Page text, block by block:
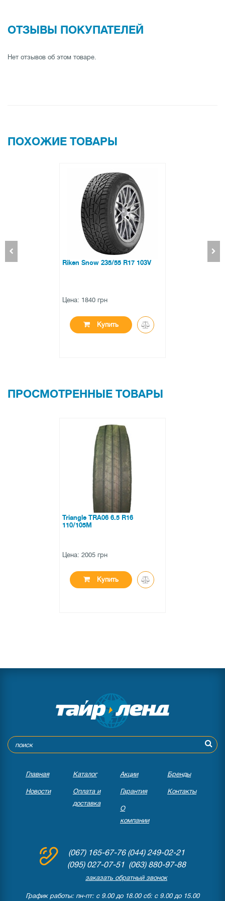
ОТЗЫВЫ ПОКУПАТЕЛЕЙ
Нет отзывов об этом товаре.
ПОХОЖИЕ ТОВАРЫ
Riken Snow 235/55 R17 103V
Цена: 1840 грн
Купить
ПРОСМОТРЕННЫЕ ТОВАРЫ
Triangle TRA06 6.5 R16
110/105M
Цена: 2005 грн
Купить
Главная Каталог Акции Бренды
Новости
Оплата и
доставка
Гарантия Контакты
О
компании
(067) 165-67-76(044) 249-02-21
(095) 027-07-51 (063) 880-97-88
заказать обратный звонок
График работы: пн-пт: с 9.00 до 18.00 сб: с 9.00 до 15.00